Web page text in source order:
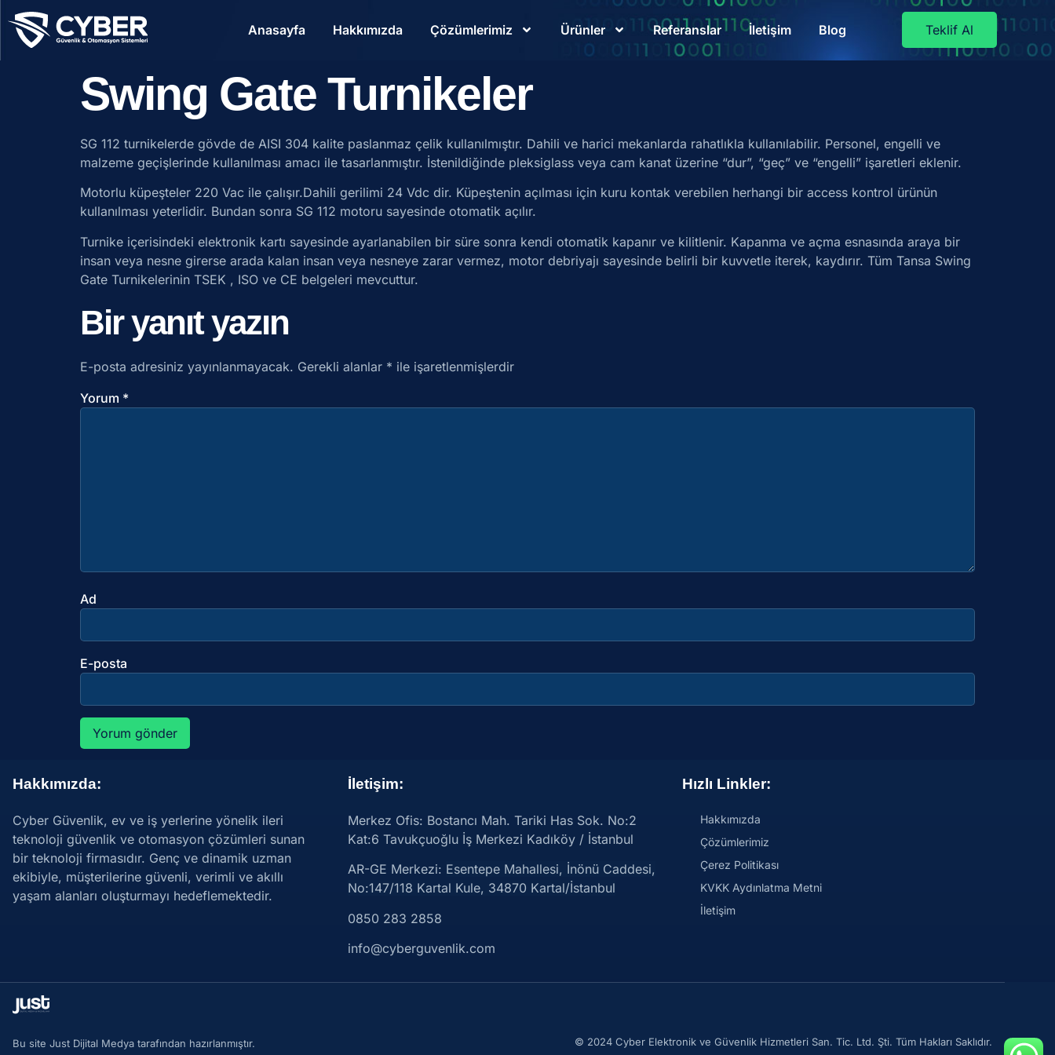
Anasayfa Hakkımızda Çözümlerimiz Ürünler Referanslar İletişim Blog Teklif Al
Swing Gate Turnikeler
SG 112 turnikelerde gövde de AISI 304 kalite paslanmaz çelik kullanılmıştır. Dahili ve harici mekanlarda rahatlıkla kullanılabilir. Personel, engelli ve
malzeme geçişlerinde kullanılması amacı ile tasarlanmıştır. İstenildiğinde pleksiglass veya cam kanat üzerine “dur”, “geç” ve “engelli” işaretleri eklenir.
Motorlu küpeşteler 220 Vac ile çalışır.Dahili gerilimi 24 Vdc dir. Küpeştenin açılması için kuru kontak verebilen herhangi bir access kontrol ürünün
kullanılması yeterlidir. Bundan sonra SG 112 motoru sayesinde otomatik açılır.
Turnike içerisindeki elektronik kartı sayesinde ayarlanabilen bir süre sonra kendi otomatik kapanır ve kilitlenir. Kapanma ve açma esnasında araya bir
insan veya nesne girerse arada kalan insan veya nesneye zarar vermez, motor debriyajı sayesinde belirli bir kuvvetle iterek, kaydırır. Tüm Tansa Swing
Gate Turnikelerinin TSEK , ISO ve CE belgeleri mevcuttur.
Bir yanıt yazın
E-posta adresiniz yayınlanmayacak. Gerekli alanlar * ile işaretlenmişlerdir
Yorum *
Ad
E-posta
Hakkımızda:
Cyber Güvenlik, ev ve iş yerlerine yönelik ileri
teknoloji güvenlik ve otomasyon çözümleri sunan
bir teknoloji firmasıdır. Genç ve dinamik uzman
ekibiyle, müşterilerine güvenli, verimli ve akıllı
yaşam alanları oluşturmayı hedeflemektedir.
İletişim:
Merkez Ofis: Bostancı Mah. Tariki Has Sok. No:2
Kat:6 Tavukçuoğlu İş Merkezi Kadıköy / İstanbul
AR-GE Merkezi: Esentepe Mahallesi, İnönü Caddesi,
No:147/118 Kartal Kule, 34870 Kartal/İstanbul
0850 283 2858
info@cyberguvenlik.com
Hızlı Linkler:
Hakkımızda
Çözümlerimiz
Çerez Politikası
KVKK Aydınlatma Metni
İletişim
Bu site Just Dijital Medya tarafından hazırlanmıştır. © 2024 Cyber Elektronik ve Güvenlik Hizmetleri San. Tic. Ltd. Şti. Tüm Hakları Saklıdır.